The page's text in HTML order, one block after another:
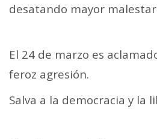
desatando mayor
El 24 de marzo es
feroz
Salva a la democracia y la